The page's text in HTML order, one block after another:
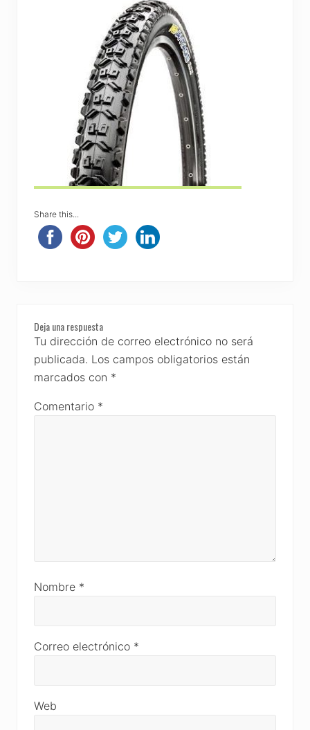
Share this...
Reader
Interactions
Deja una respuesta
Tu dirección de correo electrónico no será
publicada. Los campos obligatorios están
marcados con *
Comentario *
Nombre *
Correo electrónico *
Web